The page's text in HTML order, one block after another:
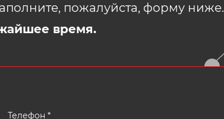
пожалуйста, форму ниже.
время.